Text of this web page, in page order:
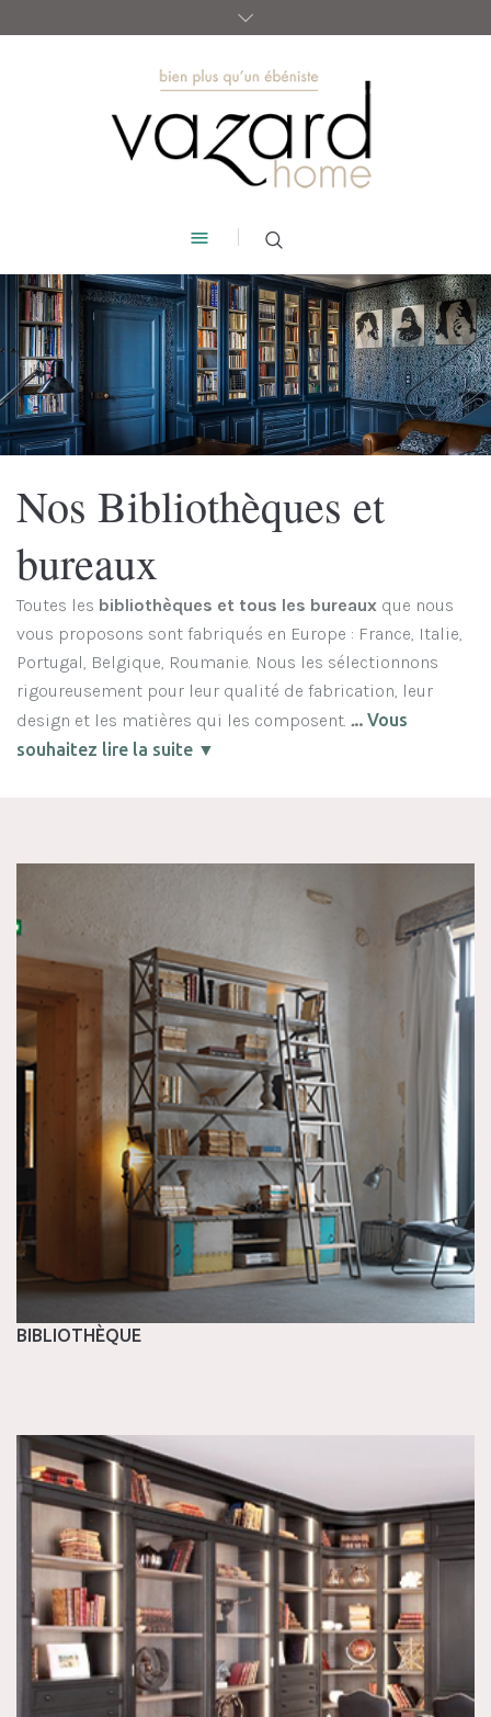
Nos Bibliothèques et
bureaux
Toutes les bibliothèques et tous les bureauxque nous
vous proposons sont fabriqués en Europe : France, Italie,
Portugal, Belgique, Roumanie. Nous les sélectionnons
rigoureusement pour leur qualité de fabrication, leur
design et les matières qui les composent. ... Vous
souhaitez lire la suite ▼
BIBLIOTHÈQUE